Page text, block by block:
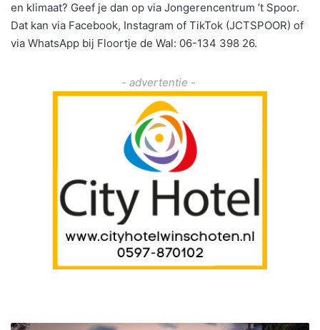
en klimaat? Geef je dan op via Jongerencentrum ’t Spoor.
Dat kan via Facebook, Instagram of TikTok (JCTSPOOR) of
via WhatsApp bij Floortje de Wal: 06-134 398 26.
- advertentie -